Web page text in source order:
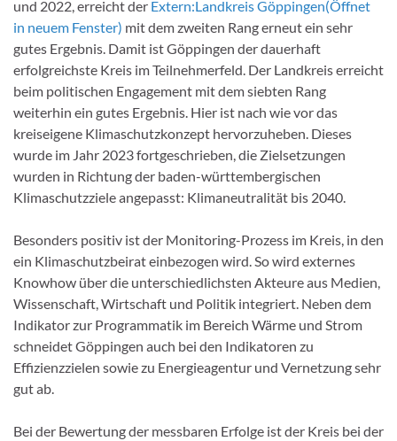
und 2022, erreicht der Extern:Landkreis Göppingen(Öffnet
in neuem Fenster) mit dem zweiten Rang erneut ein sehr
gutes Ergebnis. Damit ist Göppingen der dauerhaft
erfolgreichste Kreis im Teilnehmerfeld. Der Landkreis erreicht
beim politischen Engagement mit dem siebten Rang
weiterhin ein gutes Ergebnis. Hier ist nach wie vor das
kreiseigene Klimaschutzkonzept hervorzuheben. Dieses
wurde im Jahr 2023 fortgeschrieben, die Zielsetzungen
wurden in Richtung der baden-württembergischen
Klimaschutzziele angepasst: Klimaneutralität bis 2040.
Besonders positiv ist der Monitoring-Prozess im Kreis, in den
ein Klimaschutzbeirat einbezogen wird. So wird externes
Knowhow über die unterschiedlichsten Akteure aus Medien,
Wissenschaft, Wirtschaft und Politik integriert. Neben dem
Indikator zur Programmatik im Bereich Wärme und Strom
schneidet Göppingen auch bei den Indikatoren zu
Effizienzzielen sowie zu Energieagentur und Vernetzung sehr
gut ab.
Bei der Bewertung der messbaren Erfolge ist der Kreis bei der